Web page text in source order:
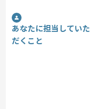
あなたに担当していた
だくこと